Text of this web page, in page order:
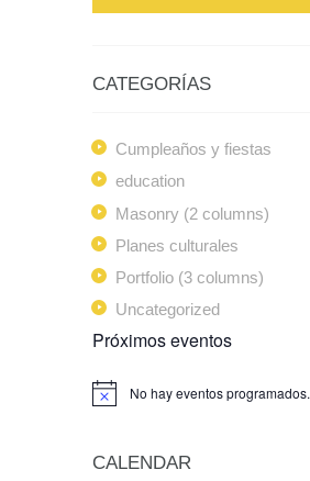
CATEGORÍAS
Cumpleaños y fiestas
education
Masonry (2 columns)
Planes culturales
Portfolio (3 columns)
Uncategorized
Próximos eventos
s
o
No hay eventos programados.
CALENDAR